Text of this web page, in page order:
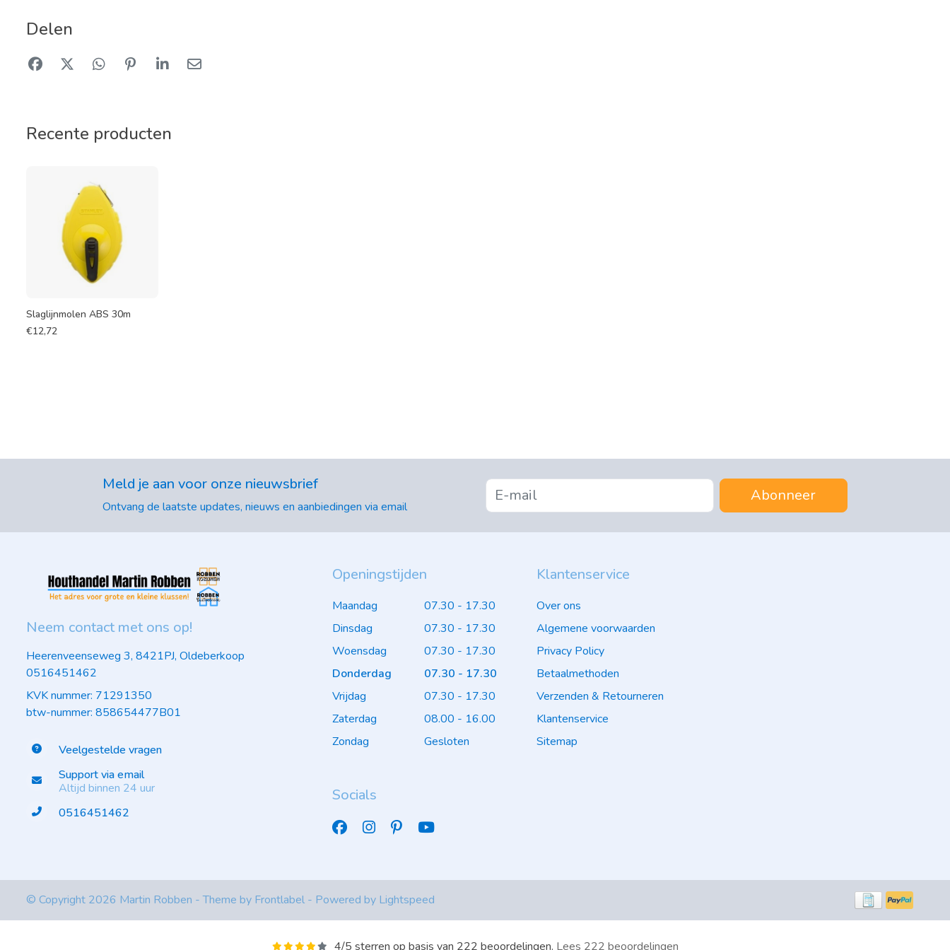
Delen
Recente producten
Slaglijnmolen ABS 30m
€12,72
Meld je aan voor onze nieuwsbrief
Ontvang de laatste updates, nieuws en aanbiedingen via email
Abonneer
Neem contact met ons op!
Heerenveenseweg 3, 8421PJ, Oldeberkoop
0516451462
KVK nummer: 71291350
btw-nummer: 858654477B01
Veelgestelde vragen
Support via email
Altijd binnen 24 uur
0516451462
Openingstijden
Maandag
07.30 - 17.30
Dinsdag
07.30 - 17.30
Woensdag
07.30 - 17.30
Donderdag
07.30 - 17.30
Vrijdag
07.30 - 17.30
Zaterdag
08.00 - 16.00
Zondag
Gesloten
Socials
Klantenservice
Over ons
Algemene voorwaarden
Privacy Policy
Betaalmethoden
Verzenden & Retourneren
Klantenservice
Sitemap
© Copyright 2026 Martin Robben - Theme by Frontlabel - Powered by Lightspeed
4/5 sterren op basis van 222 beoordelingen. Lees 222 beoordelingen